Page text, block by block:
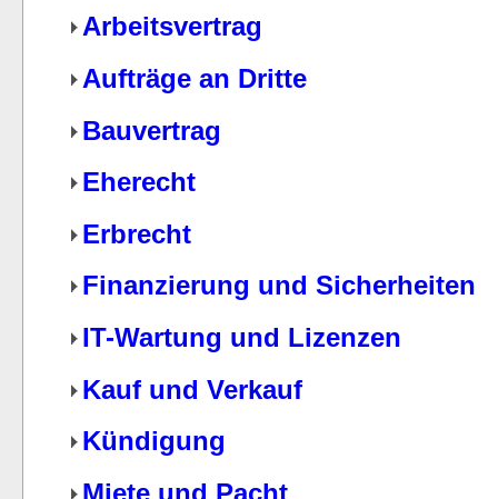
Arbeitsvertrag
Aufträge an Dritte
Bauvertrag
Eherecht
Erbrecht
Finanzierung und Sicherheiten
IT-Wartung und Lizenzen
Kauf und Verkauf
Kündigung
Miete und Pacht